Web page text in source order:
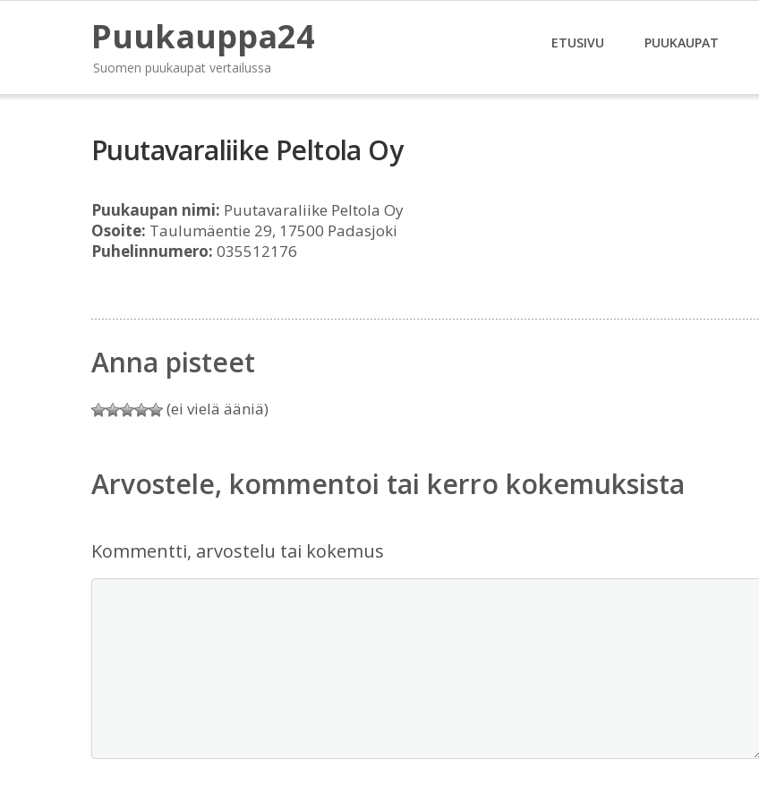
Puukauppa24
Suomen puukaupat vertailussa
ETUSIVU PUUKAUPAT
Puutavaraliike Peltola Oy
Puukaupan nimi: Puutavaraliike Peltola Oy
Osoite: Taulumäentie 29, 17500 Padasjoki
Puhelinnumero: 035512176
Anna pisteet
(ei vielä ääniä)
Arvostele, kommentoi tai kerro kokemuksista
Kommentti, arvostelu tai kokemus